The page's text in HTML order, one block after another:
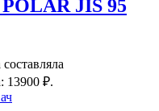
JIS 95
13900 ₽.